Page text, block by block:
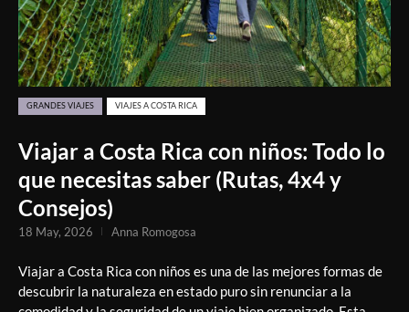
Viajar a Costa Rica con niños: Todo lo
que necesitas saber (Rutas, 4x4 y
Consejos)
GRANDES VIAJES VIAJES A COSTA RICA
Viajar a Costa Rica con niños es una de las mejores formas de
descubrir la naturaleza en estado puro sin renunciar a la
18 May, 2026 Anna Romogosa